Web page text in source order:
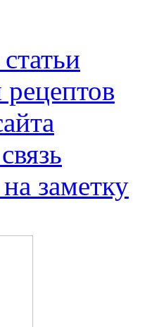
заметку